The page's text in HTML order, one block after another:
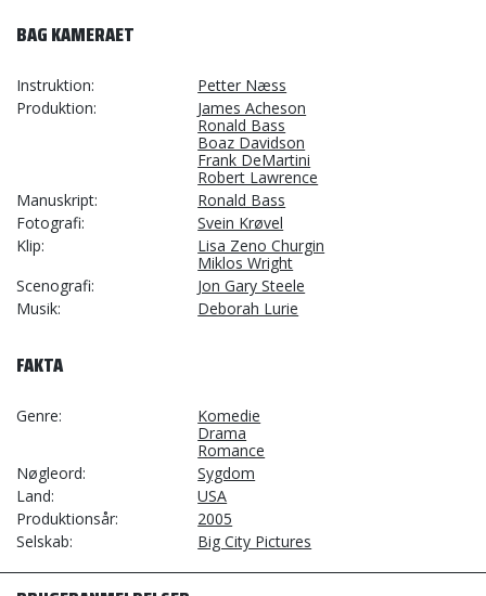
BAG KAMERAET
Instruktion
Petter Næss
Produktion
James Acheson
Ronald Bass
Boaz Davidson
Frank DeMartini
Robert Lawrence
Manuskript
Ronald Bass
Fotografi
Svein Krøvel
Klip
Lisa Zeno Churgin
Miklos Wright
Scenografi
Jon Gary Steele
Musik
Deborah Lurie
FAKTA
Genre
Komedie
Drama
Romance
Nøgleord
Sygdom
Land
USA
Produktionsår
2005
Selskab
Big City Pictures